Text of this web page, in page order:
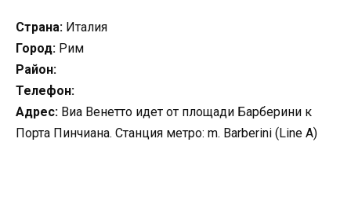
Страна: Италия
Город: Рим
Район:
Телефон:
Адрес: Виа Венетто идет от площади Барберини к
Порта Пинчиана. Станция метро: m. Barberini (Line A)